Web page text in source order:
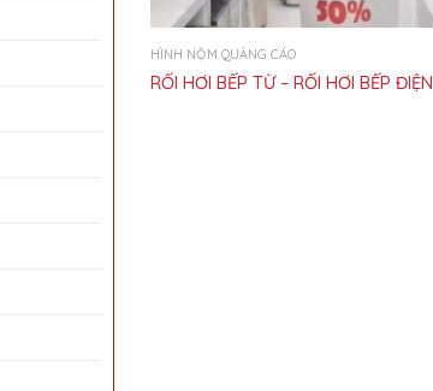
HÌNH NỘM QUẢNG CÁO
RỐI HƠI BẾP TỪ – RỐI HƠI BẾP ĐIỆN